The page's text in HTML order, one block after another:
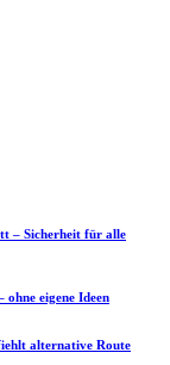
– Sicherheit für alle
eigene Ideen
alternative Route